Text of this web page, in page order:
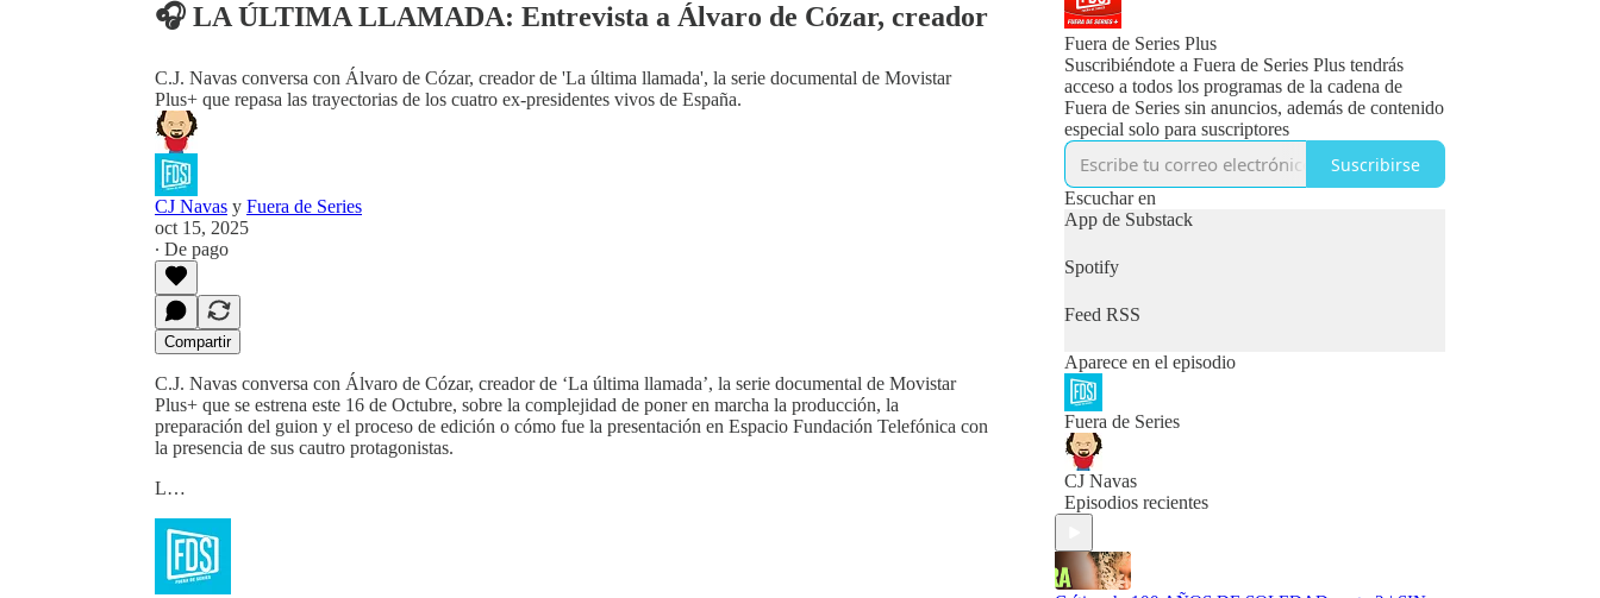
🎧 LA ÚLTIMA LLAMADA: Entrevista a Álvaro de Cózar, creador
C.J. Navas conversa con Álvaro de Cózar, creador de 'La última llamada', la serie documental de Movistar
Plus+ que repasa las trayectorias de los cuatro ex-presidentes vivos de España.
CJ Navas y Fuera de Series
oct 15, 2025
∙ De pago
Compartir
C.J. Navas conversa con Álvaro de Cózar, creador de ‘La última llamada’, la serie documental de Movistar
Plus+ que se estrena este 16 de Octubre, sobre la complejidad de poner en marcha la producción, la
preparación del guion y el proceso de edición o cómo fue la presentación en Espacio Fundación Telefónica con
la presencia de sus cautro protagonistas.
L…
Fuera de Series Plus
Suscribiéndote a Fuera de Series Plus tendrás
acceso a todos los programas de la cadena de
Fuera de Series sin anuncios, además de contenido
especial solo para suscriptores
Suscribirse
Escuchar en
App de Substack
Spotify
Feed RSS
Aparece en el episodio
Fuera de Series
CJ Navas
Episodios recientes